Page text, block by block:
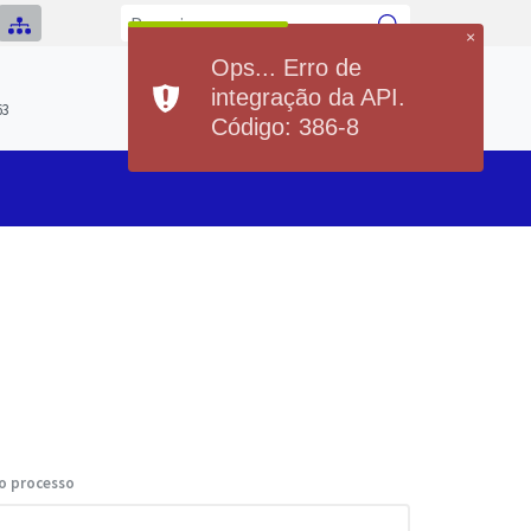
Previsão do Tempo
Hoje
Min19°Max36°
Domingo
Min 19°
processo
×
Ops... Erro de
integração da API.
Código: 386-8